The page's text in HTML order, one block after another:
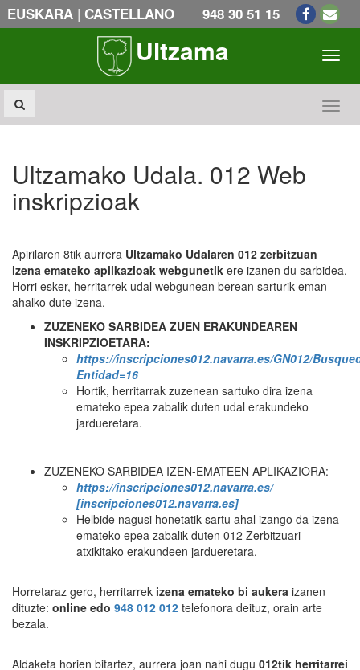
EUSKARA | CASTELLANO 948 30 51 15
Ultzama
Ultzamako Udala. 012 Web
inskripzioak
Apirilaren 8tik aurrera Ultzamako Udalaren 012 zerbitzuan
izena emateko aplikazioak webgunetik ere izanen du sarbidea.
Horri esker, herritarrek udal webgunean berean sarturik eman
ahalko dute izena.
ZUZENEKO SARBIDEA ZUEN ERAKUNDEAREN
INSKRIPZIOETARA:
https://inscripciones012.navarra.es/GN012/
Entidad=16
Hortik, herritarrak zuzenean sartuko dira izena
emateko epea zabalik duten udal erakundeko
jardueretara.
ZUZENEKO SARBIDEA IZEN-EMATEEN APLIKAZIORA:
https://inscripciones012.navarra.es/
[inscripciones012.navarra.es]
Helbide nagusi honetatik sartu ahal izango da izena
emateko epea zabalik duten 012 Zerbitzuari
atxikitako erakundeen jardueretara.
Horretaraz gero, herritarrek izena emateko bi aukera izanen
dituzte: online edo 948 012 012 telefonora deituz, orain arte
bezala.
Aldaketa horien bitartez, aurrera joan nahi dugu 012tik herritarrei